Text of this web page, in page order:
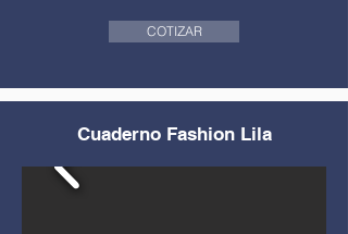
COTIZAR
Cuaderno Fashion Lila